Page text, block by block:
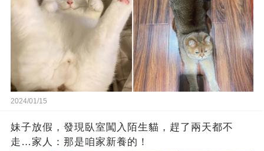
2024/01/15
妹子放假，發現臥室闖入陌生貓，趕了兩天都不
走…家人：那是咱家新養的！